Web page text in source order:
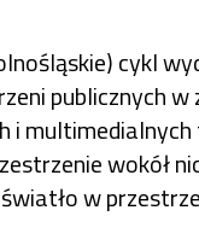
cykl
publicznych w
i
wokół
w